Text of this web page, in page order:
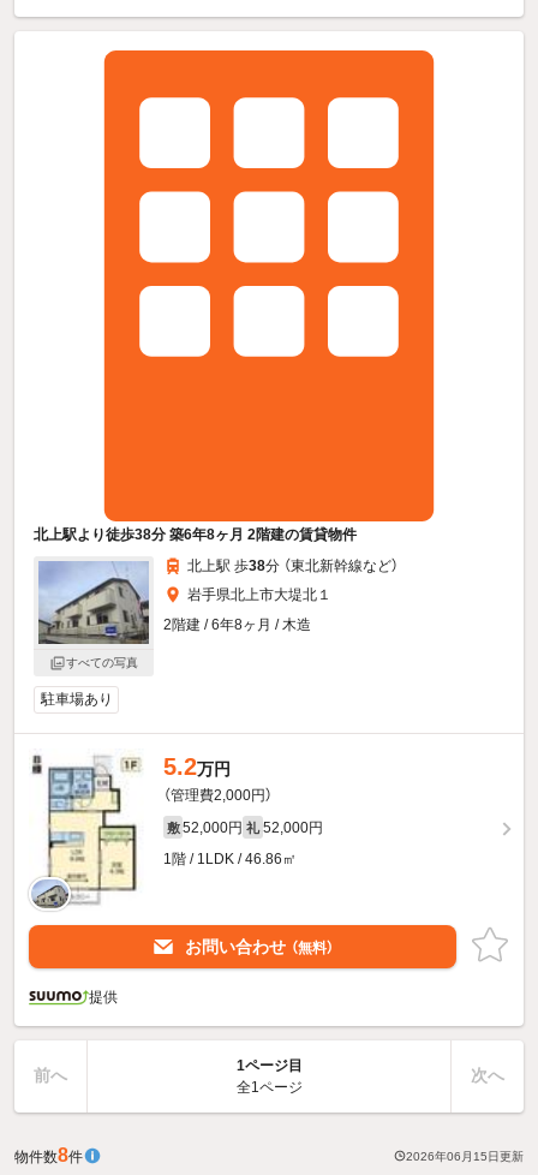
北上駅より徒歩38分 築6年8ヶ月 2階建の賃貸物件
すべての写真
北上駅 歩38分 （東北新幹線など）
岩手県北上市大堤北１
2階建 / 6年8ヶ月 / 木造
駐車場あり
5.2万円
（管理費2,000円）
敷 52,000円 礼 52,000円
1階 / 1LDK / 46.86㎡
お問い合わせ （無料）
提供
前へ
1ページ目
全1ページ
次へ
物件数8件 2026年06月15日更新